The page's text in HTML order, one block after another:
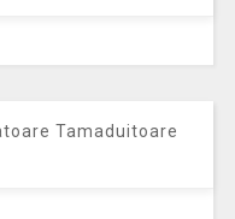
Tamaduitoare